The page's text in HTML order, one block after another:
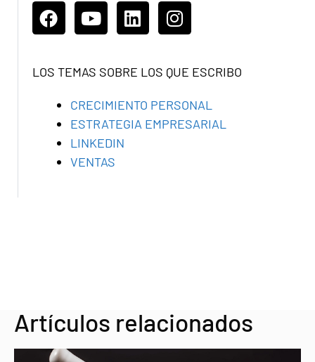
LOS TEMAS SOBRE LOS QUE ESCRIBO
CRECIMIENTO PERSONAL
ESTRATEGIA EMPRESARIAL
LINKEDIN
VENTAS
Artículos relacionados